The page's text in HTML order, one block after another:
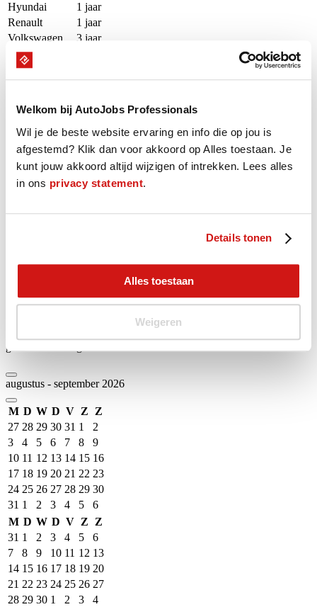
Welkom bij AutoJobs Professionals
Wil je de beste website ervaring en info die op jou is
afgestemd? Klik dan voor akkoord op Alles toestaan. Je
kunt jouw akkoord altijd wijzigen of intrekken. Lees alles
in ons privacy statement.
Details tonen
Alles toestaan
Weigeren
Hyundai
1 jaar
Renault
1 jaar
Volkswagen
3 jaar
Audi
Porsche
Software
CarIT icm Toyota
3 jaar
Techdoc icm Toyota
3 jaar
Toyota Dealer Portal icm Toyota 3 jaar
CarIT i.c.m. Jaguar
4 jaar
CarIT i.c.m. Land-Rover
Beschikbaarheid
gemarkeerde dagen.
augustus - september 2026
M D W D V Z
Z
27 28 29 30 31 1
2
3
4 5 6 7 8
9
10 11 12 13 14 15 16
17 18 19 20 21 22 23
24 25 26 27 28 29 30
31 1 2 3 4 5
6
M D W D V Z
Z
31 1 2 3 4 5
6
7
8 9 10 11 12 13
14 15 16 17 18 19 20
21 22 23 24 25 26 27
28 29 30 1 2 3
4